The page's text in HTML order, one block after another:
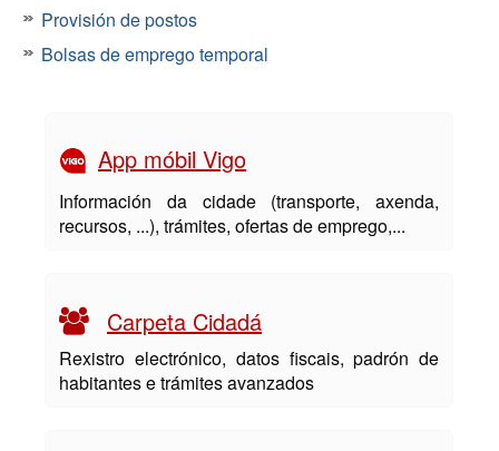
Provisión de postos
Bolsas de emprego temporal
App móbil Vigo
Información da cidade (transporte, axenda,
recursos, ...), trámites, ofertas de emprego,...
Carpeta Cidadá
Rexistro electrónico, datos fiscais, padrón de
habitantes e trámites avanzados